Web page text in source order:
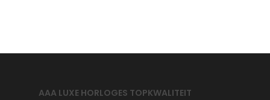
AAA LUXE HORLOGES TOPKWALITEIT